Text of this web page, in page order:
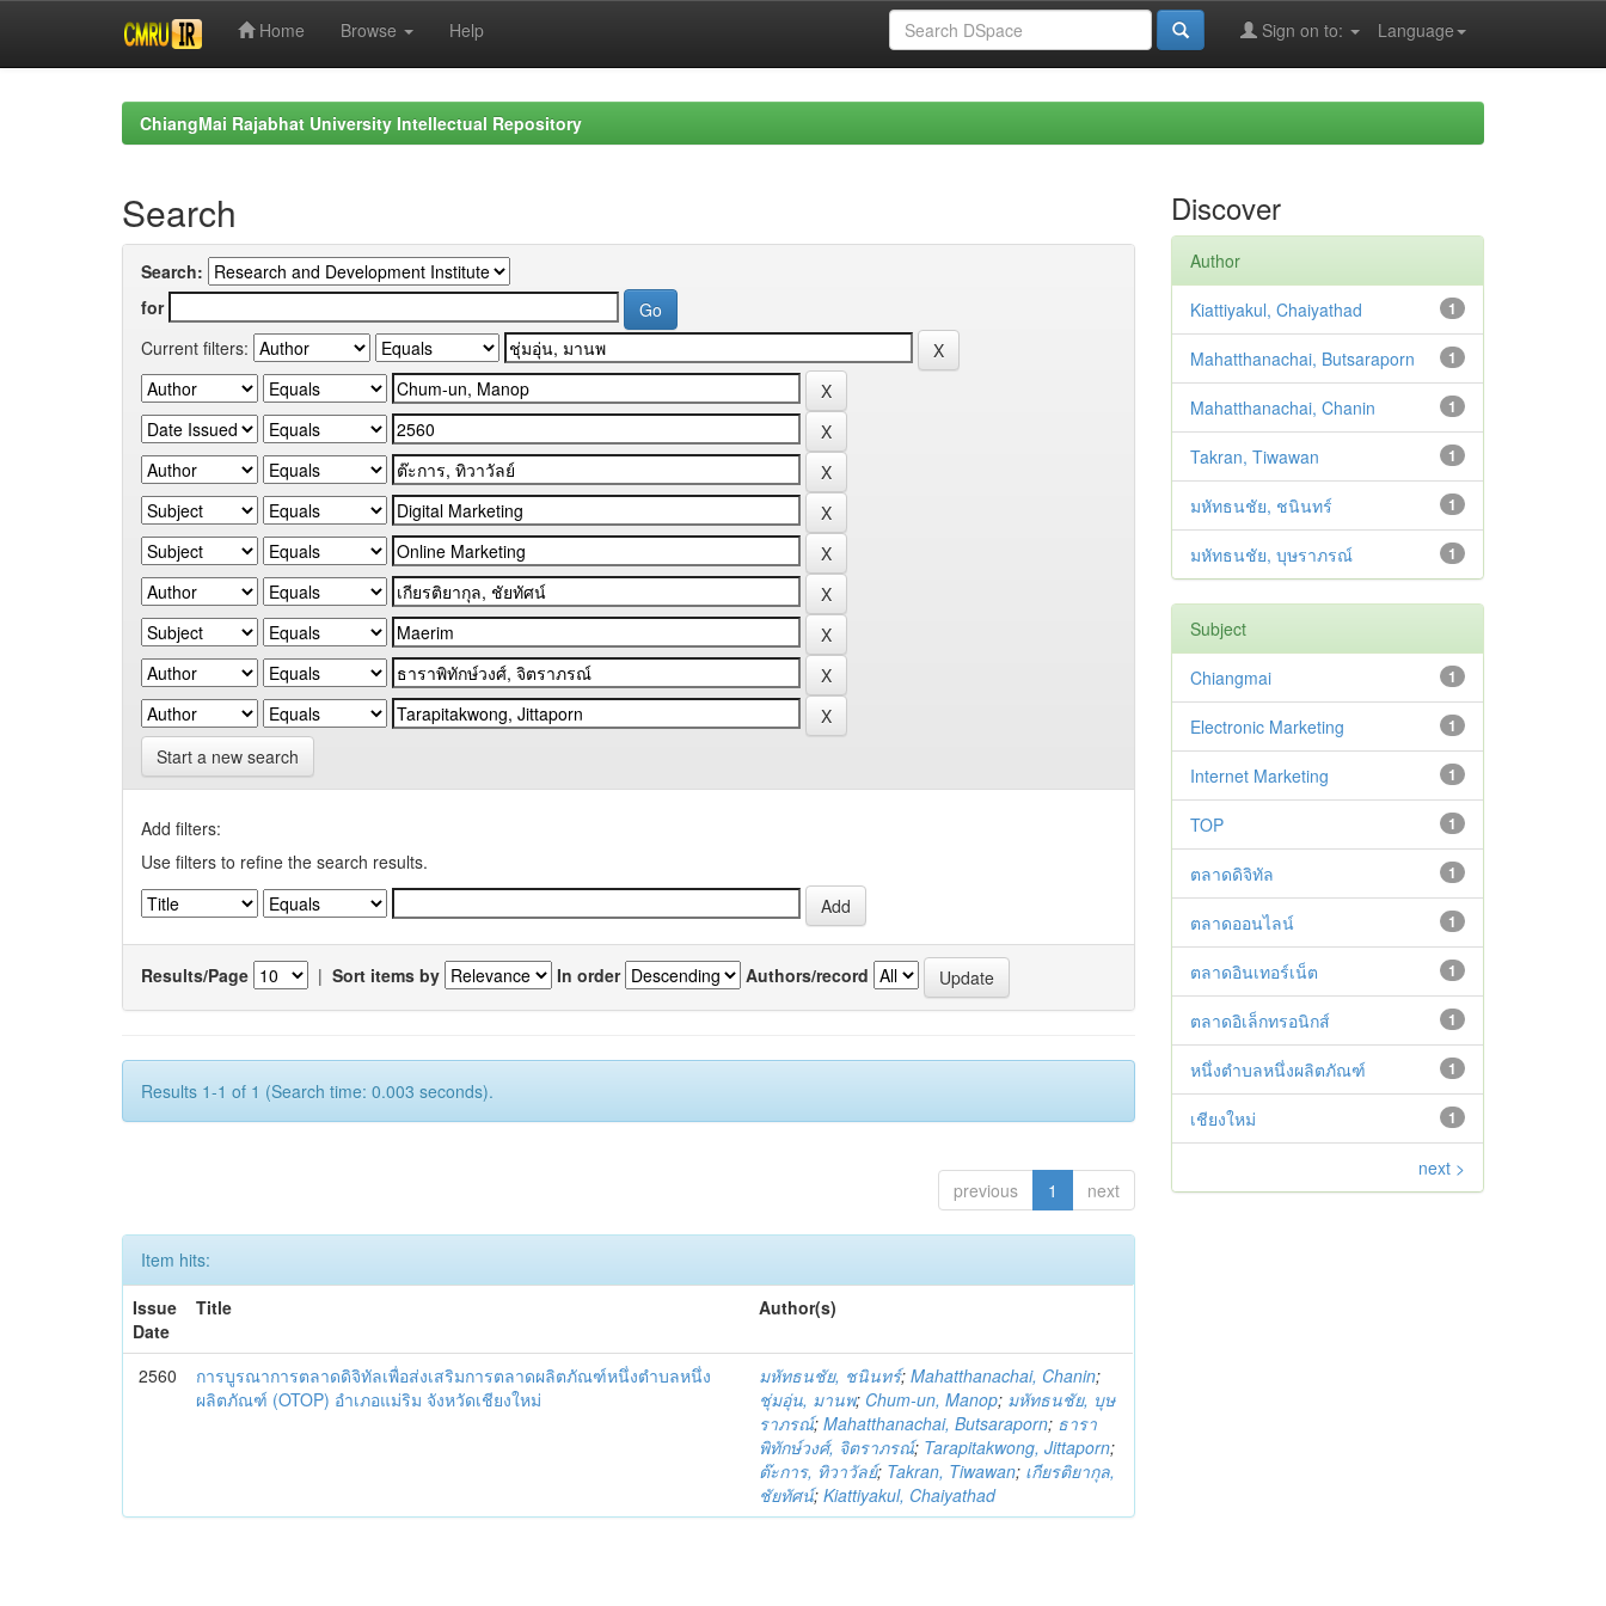
Home Browse Help Language
Sign on to:
ChiangMai Rajabhat University Intellectual Repository
Search
Search:
for
Current filters:
Start a new search
Add filters:
Use filters to refine the search results.
Results/Page | Sort items by In order Authors/record
Results 1-1 of 1 (Search time: 0.003 seconds).
previous 1 next
Item hits:
Issue
Date
Title Author(s)
2560
การบูรณาการตลาดดิจิทัลเพื่อส่งเสริมการตลาดผลิตภัณฑ์หนึ่งตำบลหนึ่ง
ผลิตภัณฑ์ (OTOP) อำเภอแม่ริม จังหวัดเชียงใหม่
มหัทธนชัย, ชนินทร์;Mahatthanachai, Chanin;
ชุ่มอุ่น, มานพ; Chum-un, Manop; มหัทธนชัย, บุษ
ราภรณ์;Mahatthanachai, Butsaraporn; ธารา
พิทักษ์วงศ์, จิตราภรณ์; Tarapitakwong, Jittaporn;
ต๊ะการ, ทิวาวัลย์; Takran, Tiwawan; เกียรติยากุล,
ชัยทัศน์;Kiattiyakul, Chaiyathad
Discover
Author
1
Kiattiyakul, Chaiyathad
1
Mahatthanachai, Butsaraporn
1
Mahatthanachai, Chanin
1
Takran, Tiwawan
1
มหัทธนชัย, ชนินทร์
1
มหัทธนชัย, บุษราภรณ์
Subject
1
Chiangmai
1
Electronic Marketing
1
Internet Marketing
1
TOP
1
ตลาดดิจิทัล
1
ตลาดออนไลน์
1
ตลาดอินเทอร์เน็ต
1
ตลาดอิเล็กทรอนิกส์
1
หนึ่งตำบลหนึ่งผลิตภัณฑ์
1
เชียงใหม่
next >